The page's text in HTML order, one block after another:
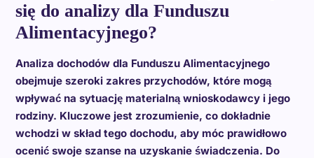
się do analizy dla Funduszu
Alimentacyjnego?
Analiza dochodów dla Funduszu Alimentacyjnego
obejmuje szeroki zakres przychodów, które mogą
wpływać na sytuację materialną wnioskodawcy i jego
rodziny. Kluczowe jest zrozumienie, co dokładnie
wchodzi w skład tego dochodu, aby móc prawidłowo
ocenić swoje szanse na uzyskanie świadczenia. Do